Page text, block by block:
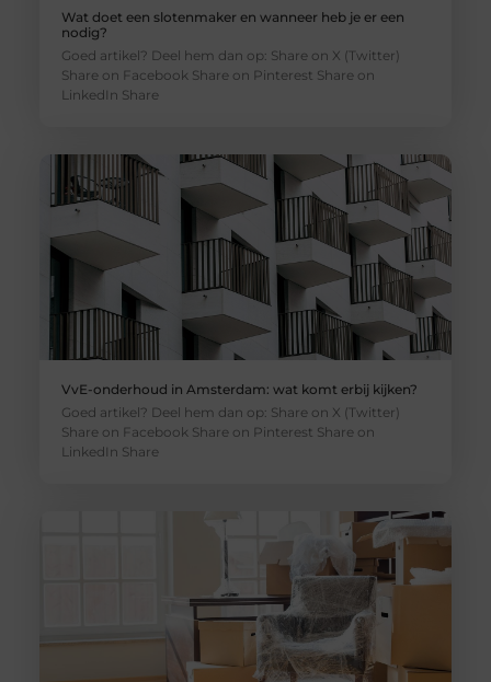
Wat doet een slotenmaker en wanneer heb je er een
nodig?
Goed artikel? Deel hem dan op: Share on X (Twitter)
Share on Facebook Share on Pinterest Share on
LinkedIn Share
VvE-onderhoud in Amsterdam: wat komt erbij kijken?
Goed artikel? Deel hem dan op: Share on X (Twitter)
Share on Facebook Share on Pinterest Share on
LinkedIn Share